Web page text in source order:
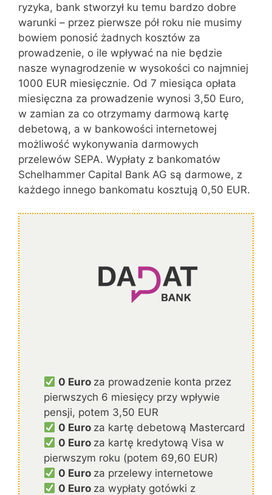
ryzyka, bank stworzył ku temu bardzo dobre
warunki – przez pierwsze pół roku nie musimy
bowiem ponosić żadnych kosztów za
prowadzenie, o ile wpływać na nie będzie
nasze wynagrodzenie w wysokości co najmniej
1000 EUR miesięcznie. Od 7 miesiąca opłata
miesięczna za prowadzenie wynosi 3,50 Euro,
w zamian za co otrzymamy darmową kartę
debetową, a w bankowości internetowej
możliwość wykonywania darmowych
przelewów SEPA. Wypłaty z bankomatów
Schelhammer Capital Bank AG są darmowe, z
każdego innego bankomatu kosztują 0,50 EUR.
0 Euro za prowadzenie konta przez
pierwszych 6 miesięcy przy wpływie
pensji, potem 3,50 EUR
0 Euro za kartę debetową Mastercard
0 Euro za kartę kredytową Visa w
pierwszym roku (potem 69,60 EUR)
0 Euro za przelewy internetowe
0 Euro za wypłaty gotówki z